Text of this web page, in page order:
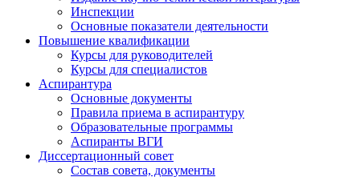
Инспекции
Основные показатели деятельности
Повышение квалификации
Курсы для руководителей
Курсы для специалистов
Аспирантура
Основные документы
Правила приема в аспирантуру
Образовательные программы
Аспиранты ВГИ
Диссертационный совет
Состав совета, документы